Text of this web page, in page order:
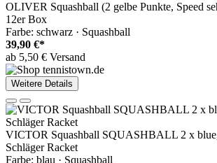
OLIVER Squashball (2 gelbe Punkte, Speed
12er Box
Farbe: schwarz · Squashball
39,90 €*
ab 5,50 € Versand
Weitere Details
VICTOR Squashball SQUASHBALL 2 x blue,
Schläger Racket
Farbe: blau · Squashball